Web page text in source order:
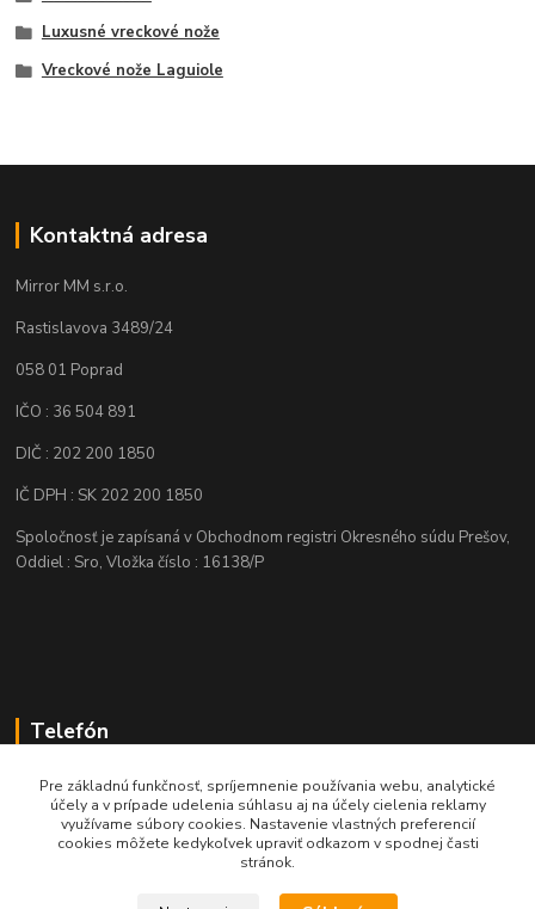
Luxusné vreckové nože
Vreckové nože Laguiole
Kontaktná adresa
Mirror MM s.r.o.
Rastislavova 3489/24
058 01 Poprad
IČO : 36 504 891
DIČ : 202 200 1850
IČ DPH : SK 202 200 1850
Spoločnosť je zapísaná v Obchodnom registri Okresného súdu Prešov,
Oddiel : Sro, Vložka číslo : 16138/P
Telefón
+421 905 622 625
obchod@nozeplus.sk
Pre základnú funkčnosť, spríjemnenie používania webu, analytické
účely a v prípade udelenia súhlasu aj na účely cielenia reklamy
využívame súbory cookies. Nastavenie vlastných preferencií
cookies môžete kedykoľvek upraviť odkazom v spodnej časti
stránok.